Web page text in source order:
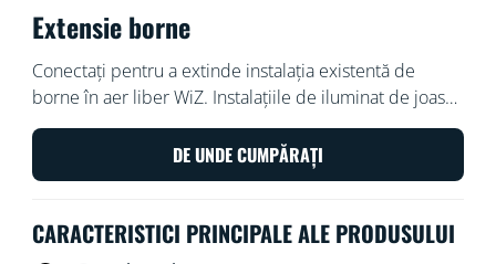
Extensie borne
Conectați pentru a extinde instalația existentă de
borne în aer liber WiZ. Instalațiile de iluminat de joasă
tensiune sunt ușor și sigur de instalat. Aranjați și
rearanjați cum doriți, fără cablare suplimentară.
Utilizați rețeaua Wi-Fi existentă pentru a controla
DE UNDE CUMPĂRAȚI
CARACTERISTICI PRINCIPALE ALE PRODUSULUI